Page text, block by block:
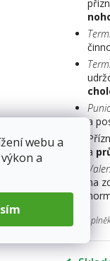
webu a
a
a
a
na
Doplněk